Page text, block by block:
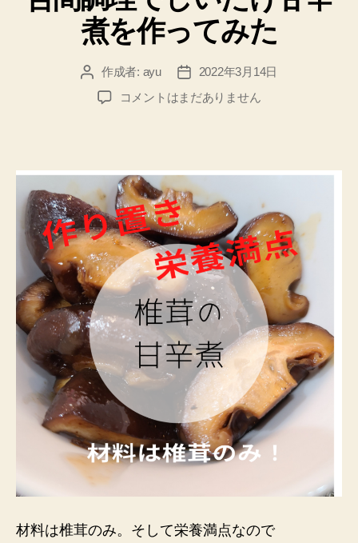
リ
ー
煮を作ってみた
投
稿
作成者: ayu
投
稿
日
2022年3月14日
合
し
い
た
け
甘
煮
を
っ
み
へ
の
コメントはまだありません
材料は椎茸のみ。そして栄養満点なので